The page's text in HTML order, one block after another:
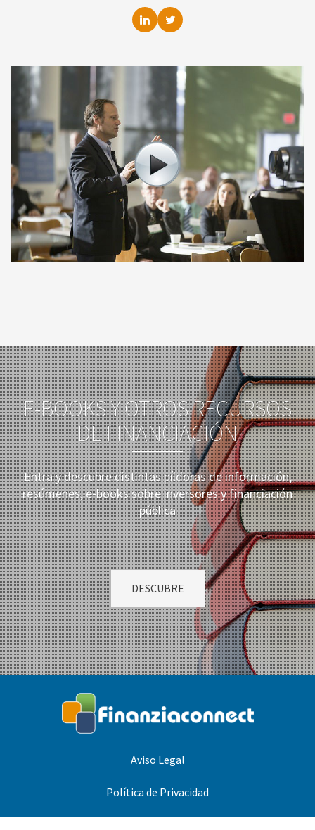
E-BOOKS Y OTROS RECURSOS
DE FINANCIACIÓN
Entra y descubre distintas píldoras de información,
resúmenes, e-books sobre inversores y financiación
pública
DESCUBRE
Aviso Legal
Política de Privacidad